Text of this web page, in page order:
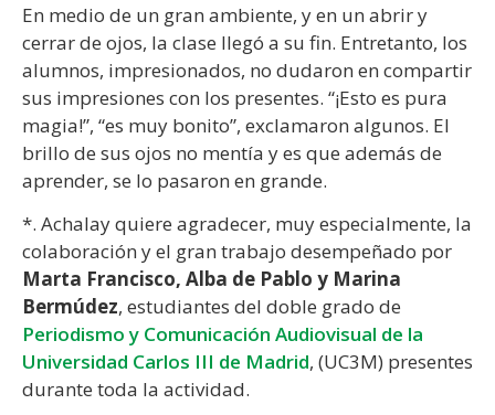
En medio de un gran ambiente, y en un abrir y
cerrar de ojos, la clase llegó a su fin. Entretanto, los
alumnos, impresionados, no dudaron en compartir
sus impresiones con los presentes. “¡Esto es pura
magia!”, “es muy bonito”, exclamaron algunos. El
brillo de sus ojos no mentía y es que además de
aprender, se lo pasaron en grande.
*. Achalay quiere agradecer, muy especialmente, la
colaboración y el gran trabajo desempeñado por
Marta Francisco, Alba de Pablo y Marina
Bermúdez, estudiantes del doble grado de
Periodismo y Comunicación Audiovisual de la
Universidad Carlos III de Madrid, (UC3M) presentes
durante toda la actividad.